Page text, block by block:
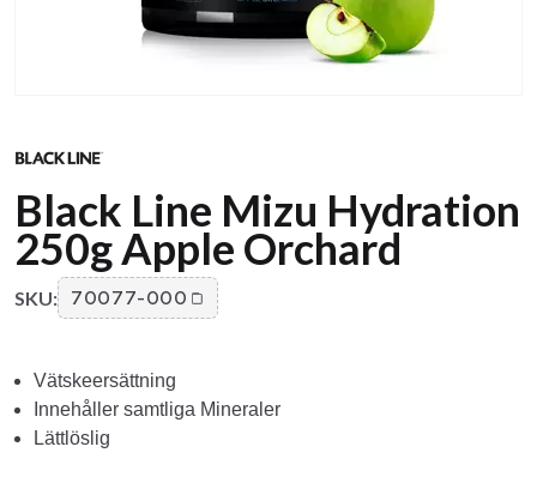
Black Line Mizu Hydration
250g Apple Orchard
SKU: 70077-000
Vätskeersättning
Innehåller samtliga Mineraler
Lättlöslig